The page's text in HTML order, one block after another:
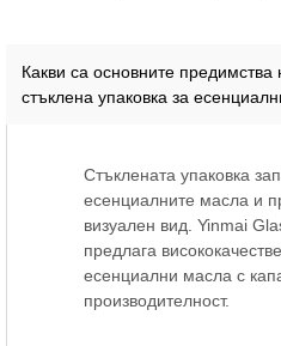
Какви са основните предимства
стъклена упаковка за
Стъклената упаковка
есенциалните масла и
визуален вид. Yinmai
предлага
есенциални масла с
производителност.